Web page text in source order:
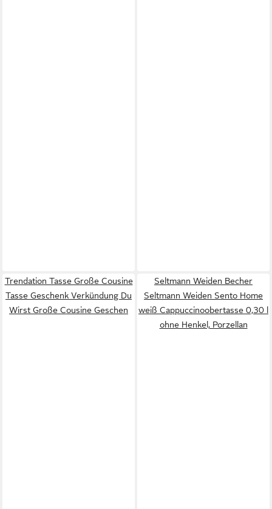
Trendation Tasse Große Cousine
Tasse Geschenk Verkündung Du
Wirst Große Cousine Geschen
Seltmann Weiden Becher
Seltmann Weiden Sento Home
weiß Cappuccinoobertasse 0,30 l
ohne Henkel, Porzellan